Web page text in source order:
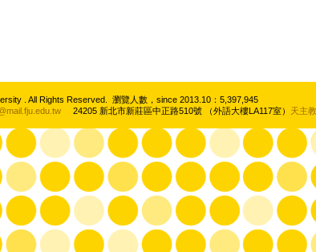
. All Rights Reserved. 瀏覽人數，since 2013.10：5,397,945
24205 新北市新莊區中正路510號 （外語大樓LA117室） 天主